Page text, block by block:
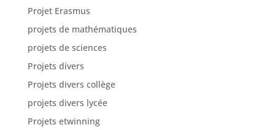
Projet Erasmus
projets de mathématiques
projets de sciences
Projets divers
Projets divers collège
projets divers lycée
Projets etwinning